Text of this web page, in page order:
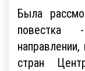
Была
повестка
стран